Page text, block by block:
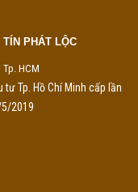
PHÁT LỘC
HCM
Tp. Hồ Chí Minh cấp lần
2019